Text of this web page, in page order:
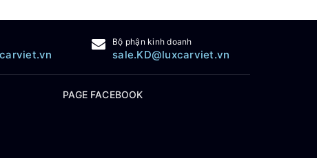
Bộ phận kinh doanh
sale.KD@luxcarviet.vn
PAGE FACEBOOK